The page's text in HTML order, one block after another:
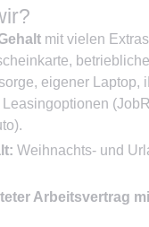
mit vielen
betriebliche
eigener Laptop,
Leasingoptionen
Weihnachts- und
Arbeitsvertrag